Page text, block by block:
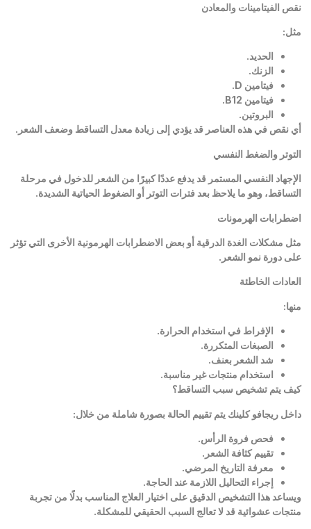
نقص الفيتامينات والمعادن
مثل:
الحديد.
الزنك.
فيتامين
فيتامين
البروتين.
أي نقص في هذه العناصر قد يؤدي إلى زيادة معدل التساقط وضعف الشعر .
التوتر والضغط النفسي
الإجهاد النفسي المستمر قد يدفع عددًا كبيرًا من الشعر للدخول في مرحلة
التساقط، وهو ما يلاحظ بعد فترات التوتر أو الضغوط الحياتية الشديدة.
اضطرابات الهرمونات
مثل مشكلات الغدة الدرقية أو بعض الاضطرابات الهرمونية الأخرى التي تؤثر
على دورة نمو الشعر .
العادات الخاطئة
منها:
الإفراط في استخدام الحرارة.
الصبغات المتكررة.
شد الشعر بعنف.
استخدام منتجات غير مناسبة.
كيف يتم تشخيص سبب التساقط؟
داخل ريجافو كلينك يتم تقييم الحالة بصورة شاملة من خلال:
فحص فروة الرأس.
تقييم كثافة الشعر .
معرفة التاريخ المرضي.
إجراء التحاليل اللازمة عند الحاجة.
ويساعد هذا التشخيص الدقيق على اختيار العلاج المناسب بدلًا من تجربة
منتجات عشوائية قد لا تعالج السبب الحقيقي للمشكلة.